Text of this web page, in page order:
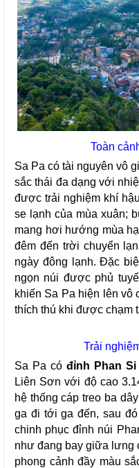
Toàn
Sa Pa có tài nguyên vô
sắc thái đa dạng với
được trải nghiệm khí
se lạnh của mùa xuân;
mang hơi hướng mùa
đêm đến trời chuyển
ngày đông lạnh. Đặc
ngọn núi được phủ
khiến Sa Pa hiện lên vô
thích thú khi được chạm
Trải
Sa Pa có đỉnh Phan Si
Liên Sơn với độ cao
hệ thống cáp treo ba
ga đi tới ga đến, sau
chinh phục đỉnh núi
như đang bay giữa lưng
phong cảnh đầy màu